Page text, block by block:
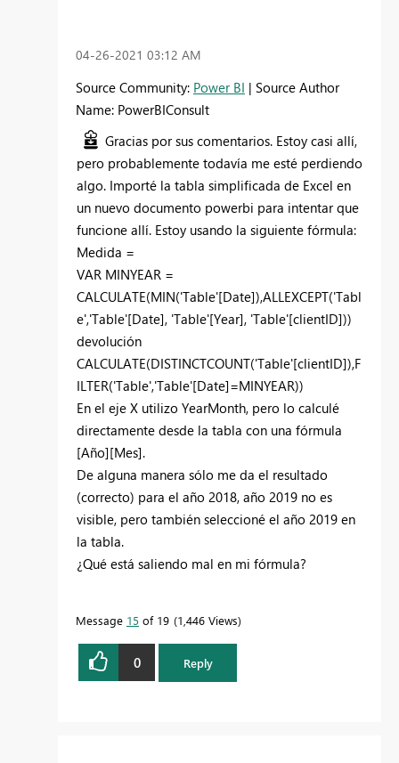
‎04-26-2021 03:12 AM
Source Community: Power BI | Source Author
Name: PowerBIConsult
Gracias por sus comentarios. Estoy casi allí,
pero probablemente todavía me esté perdiendo
algo. Importé la tabla simplificada de Excel en
un nuevo documento powerbi para intentar que
funcione allí. Estoy usando la siguiente fórmula:
Medida =
VAR MINYEAR =
CALCULATE(MIN('Table'[Date]),ALLEXCEPT('Tabl
e','Table'[Date], 'Table'[Year], 'Table'[clientID]))
devolución
CALCULATE(DISTINCTCOUNT('Table'[clientID]),F
ILTER('Table','Table'[Date]=MINYEAR))
En el eje X utilizo YearMonth, pero lo calculé
directamente desde la tabla con una fórmula
[Año][Mes].
De alguna manera sólo me da el resultado
(correcto) para el año 2018, año 2019 no es
visible, pero también seleccioné el año 2019 en
la tabla.
¿Qué está saliendo mal en mi fórmula?
Message 15 of 19 1,446 Views
0 Reply